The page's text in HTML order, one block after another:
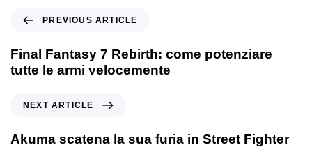
PREVIOUS ARTICLE
Final Fantasy 7 Rebirth: come potenziare
tutte le armi velocemente
NEXT ARTICLE
Akuma scatena la sua furia in Street Fighter